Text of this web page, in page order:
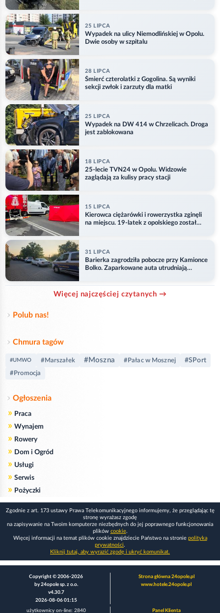
25 LIPCA
Wypadek na ulicy Niemodlińskiej w Opolu.
Dwie osoby w szpitalu
28 LIPCA
Śmierć czterolatki z Gogolina. Są wyniki
sekcji zwłok i zarzuty dla matki
25 LIPCA
Wypadek na DW 414 w Chrzelicach. Droga
jest zablokowana
18 LIPCA
25-lecie TVN24 w Opolu. Widzowie
zaglądają za kulisy pracy stacji
15 LIPCA
Kierowca ciężarówki i rowerzystka zginęli
na miejscu. 19-latek z opolskiego został
31 LIPCA
Barierka zagrodziła pobocze przy Kamionce
Bolko. Zaparkowane auta utrudniają
Więcej najczęściej czytanych →
Polub nas!
Chmura tagów
#UMWO #Marszałek #Moszna #Pałac w Mosznej #SPort
#Promocja
Ogłoszenia
» Praca
» Wynajem
» Rowery
» Dom i Ogród
» Usługi
» Serwis
» Pożyczki
Zgodnie z art. 173 ustawy Prawa Telekomunikacyjnego informujemy, że przeglądając tę
stronę wyrażasz zgodę
na zapisywanie na Twoim komputerze niezbędnych do jej poprawnego funkcjonowania
plików cookie.
Więcej informacji na temat plików cookie znajdziecie Państwo na stronie polityka
prywatności.
Kliknij tutaj, aby wyrazić zgodę i ukryć komunikat.
Copyright © 2006-2026
by 24opole sp. z o.o.
v4.30.7
2026-08-06 01:15
Strona główna 24opole.pl
www.hotele.24opole.pl
użytkownicy on-line: 2840 Panel Klienta